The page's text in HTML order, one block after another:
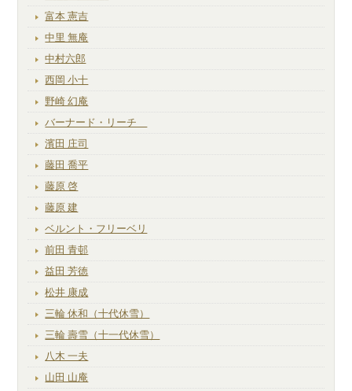
富本 憲吉
中里 無庵
中村六郎
西岡 小十
野崎 幻庵
バーナード・リーチ
濱田 庄司
藤田 喬平
藤原 啓
藤原 建
ベルント・フリーベリ
前田 青邨
益田 芳徳
松井 康成
三輪 休和（十代休雪）
三輪 壽雪（十一代休雪）
八木 一夫
山田 山庵